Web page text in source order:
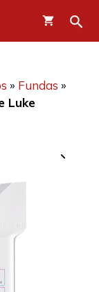
» Fundas »
Luke